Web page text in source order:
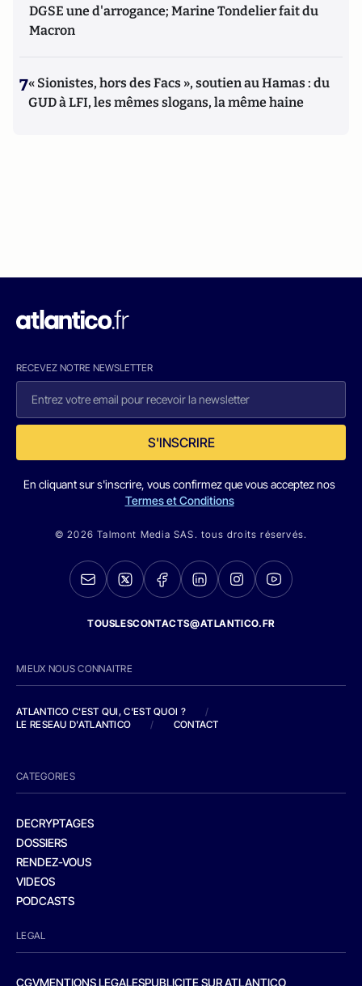
DGSE une d'arrogance; Marine Tondelier fait du
Macron
7« Sionistes, hors des Facs », soutien au Hamas : du
GUD à LFI, les mêmes slogans, la même haine
RECEVEZ NOTRE NEWSLETTER
S'INSCRIRE
En cliquant sur s'inscrire, vous confirmez que vous acceptez nos
Termes et Conditions
© 2026 Talmont Media SAS. tous droits réservés.
TOUSLESCONTACTS@ATLANTICO.FR
MIEUX NOUS CONNAITRE
ATLANTICO C'EST QUI, C'EST QUOI ?
/
LE RESEAU D'ATLANTICO
/ CONTACT
CATEGORIES
DECRYPTAGES
DOSSIERS
RENDEZ-VOUS
VIDEOS
PODCASTS
LEGAL
CGVMENTIONS LEGALESPUBLICITE SUR ATLANTICO